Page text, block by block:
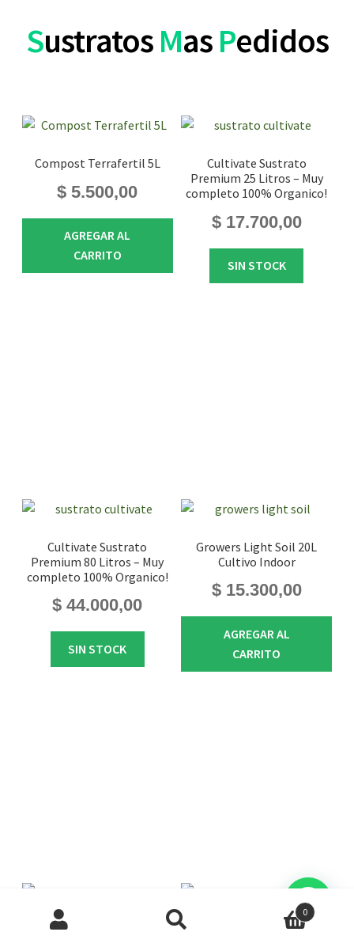
SustratosMasPedidos
Compost Terrafertil 5L
$ 5.500,00
AGREGAR AL
CARRITO
Cultivate Sustrato
Premium 25 Litros – Muy
completo 100% Organico!
$17.700,00
SIN STOCK
Cultivate Sustrato
Premium 80 Litros – Muy
completo 100% Organico!
$ 44.000,00
SIN STOCK
Growers Light Soil 20L
Cultivo Indoor
$15.300,00
AGREGAR AL
CARRITO
Sustrato Growers Light Soil
Products
search
0